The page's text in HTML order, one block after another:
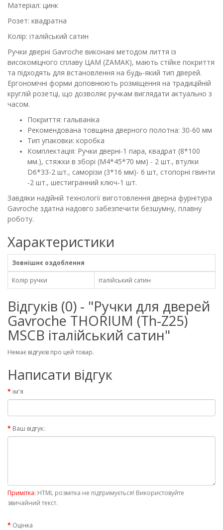
Матеріал: цинк
Розет: квадратна
Колір: італійський сатин
Ручки дверні Gavroche виконані методом лиття із
високоміцного сплаву ЦАМ (ZAMAK), мають стійке покриття
та підходять для встановлення на будь-який тип дверей.
Ергономічні форми доповнюють розміщення на традиційній
круглій розетці, що дозволяє ручкам виглядати актуально з
часом.
Покриття: гальваніка
Рекомендована товщина дверного полотна: 30-60 мм
Тип упаковки: коробка
Комплектація: Ручки дверні-1 пара, квадрат (8*100
мм.), стяжки в зборі (М4*45*70 мм) - 2 шт., втулки
D6*33-2 шт., саморізи (3*16 мм)- 6 шт, стопорні гвинти
-2 шт., шестигранний ключ-1 шт.
Завдяки надійній технології виготовлення дверна фурнітура
Gavroche здатна надовго забезпечити безшумну, плавну
роботу.
Характеристики
Зовнішнє оздоблення
Колір ручки італійський сатин
Відгуків (0) - "Ручки для дверей
Gavroche THORIUM (Th-Z25)
MSCB італійський сатин"
Немає відгуків про цей товар.
Написати відгук
ім'я
Ваш відгук:
Примітка: HTML розмітка не підтримується! Використовуйте
звичайний текст.
Оцінка